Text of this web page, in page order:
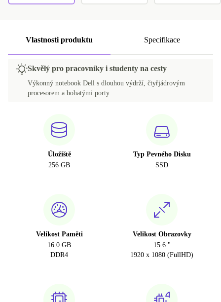
Vlastnosti produktu Specifikace
Skvělý pro pracovníky i studenty na cesty
Výkonný notebook Dell s dlouhou výdrží, čtyřjádrovým
procesorem a bohatými porty.
Úložiště
256 GB
Typ Pevného Disku
SSD
Velikost Paměti
16.0 GB
DDR4
Velikost Obrazovky
15.6 "
1920 x 1080 (FullHD)